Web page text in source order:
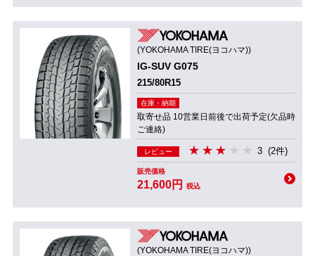
(YOKOHAMA TIRE(ヨコハマ))
IG-SUV G075
215/80R15
在庫・納期
取寄せ品 10営業日前後で出荷予定(欠品時
ご連絡)
レビュー 3 (2件)
販売価格
21,600円 税込
(YOKOHAMA TIRE(ヨコハマ))